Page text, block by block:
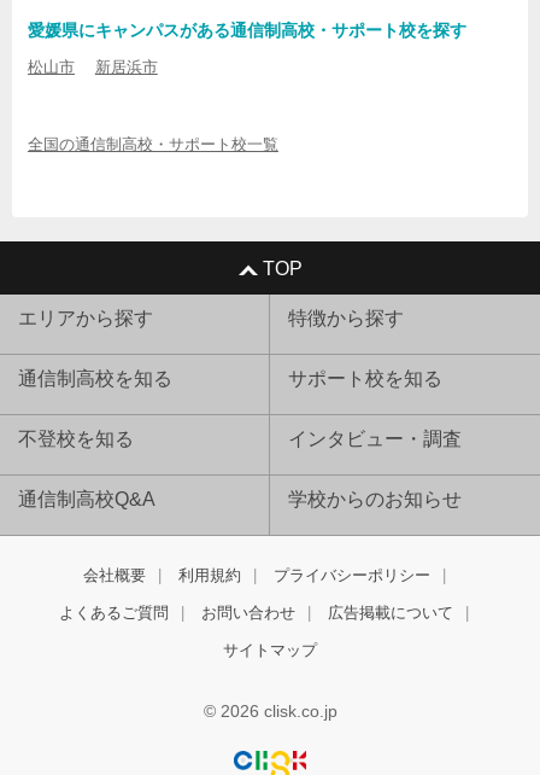
愛媛県にキャンパスがある通信制高校・サポート校を探す
松山市 新居浜市
全国の通信制高校・サポート校一覧
TOP
エリアから探す 特徴から探す
通信制高校を知る サポート校を知る
不登校を知る インタビュー・調査
通信制高校Q&A 学校からのお知らせ
会社概要 利用規約 プライバシーポリシー
よくあるご質問 お問い合わせ 広告掲載について
サイトマップ
© 2026 clisk.co.jp